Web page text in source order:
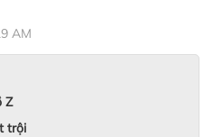
AM
Z
trội